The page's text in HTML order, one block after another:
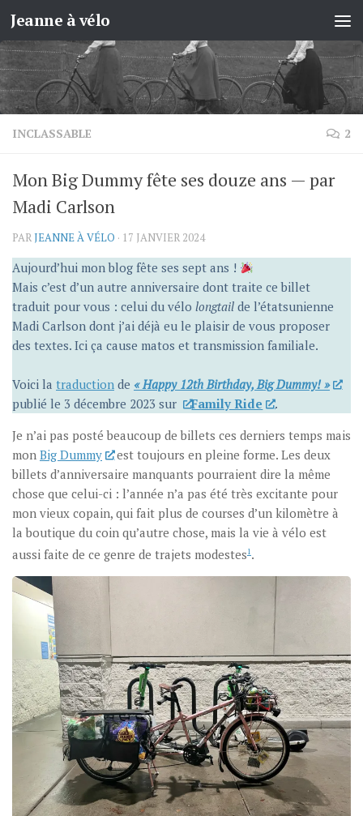
Skip to content
Jeanne à vélo
INCLASSABLE 2
Mon Big Dummy fête ses douze ans — par
Madi Carlson
PARJEANNE À VÉLO · 17 JANVIER 2024
Aujourd’hui mon blog fête ses sept ans !
Mais c’est d’un autre anniversaire dont traite ce billet
traduit pour vous : celui du vélo longtail de l’étatsunienne
Madi Carlson dont j’ai déjà eu le plaisir de vous proposer
des textes. Ici ça cause matos et transmission familiale.
Voici la traduction de « Happy 12th Birthday, Big Dummy! »
publié le 3 décembre 2023 sur
Family Ride
.
Je n’ai pas posté beaucoup de billets ces derniers temps mais
mon Big Dummy
est toujours en pleine forme. Les deux
billets d’anniversaire manquants pourraient dire la même
chose que celui-ci : l’année n’a pas été très excitante pour
mon vieux copain, qui fait plus de courses d’un kilomètre à
la boutique du coin qu’autre chose, mais la vie à vélo est
aussi faite de ce genre de trajets modestes1.